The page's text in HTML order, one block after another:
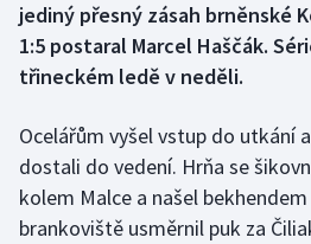
Dostihy
Golf
jediný přesný zásah brněnské
1:5 postaral Marcel Haščák.
třineckém ledě v neděli.
Ocelářům vyšel vstup do utkání
dostali do vedení. Hrňa se
kolem Malce a našel
brankoviště usměrnil puk za